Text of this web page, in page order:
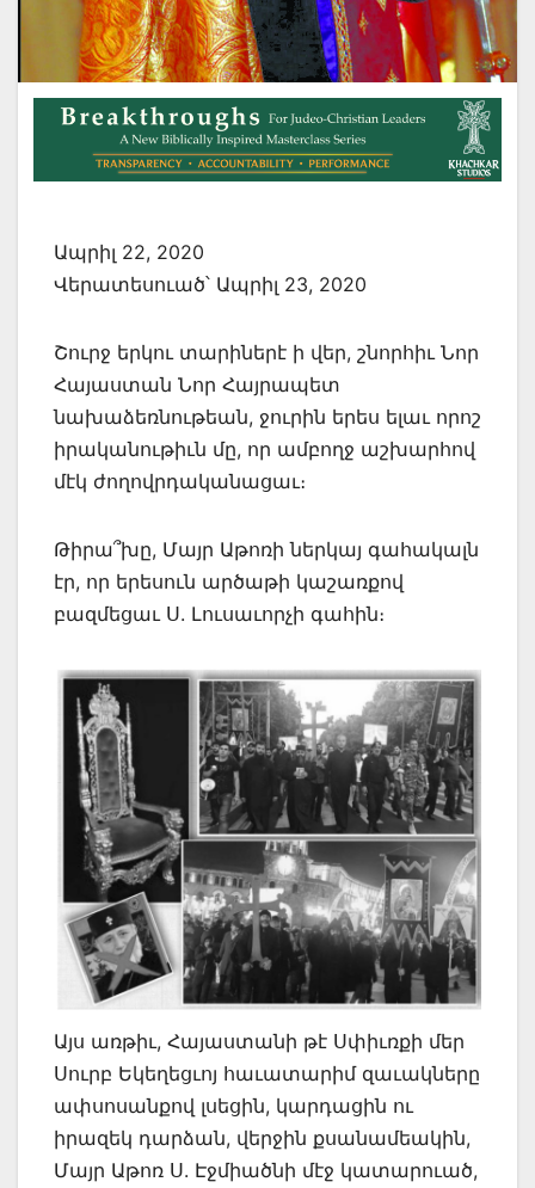
Ապրիլ 22, 2020
Վերատեսուած՝ Ապրիլ 23, 2020
Շուրջ երկու տարիներէ ի վեր, շնորհիւ Նոր
Հայաստան Նոր Հայրապետ
նախաձեռնութեան, ջուրին երես ելաւ որոշ
իրականութիւն մը, որ ամբողջ աշխարհով
մէկ ժողովրդականացաւ։
Թիրա՞խը, Մայր Աթոռի ներկայ գահակալն
էր, որ երեսուն արծաթի կաշառքով
բազմեցաւ Ս. Լուսաւորչի գահին։
Այս առթիւ, Հայաստանի թէ Սփիւռքի մեր
Սուրբ Եկեղեցւոյ հաւատարիմ զաւակները
ափսոսանքով լսեցին, կարդացին ու
իրազեկ դարձան, վերջին քսանամեակին,
Մայր Աթոռ Ս. Էջմիածնի մէջ կատարուած,